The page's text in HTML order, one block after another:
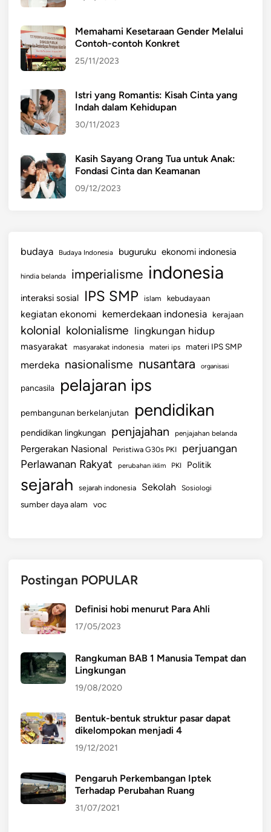
Memahami Kesetaraan Gender Melalui
Contoh-contoh Konkret
25/11/2023
Istri yang Romantis: Kisah Cinta yang
Indah dalam Kehidupan
30/11/2023
Kasih Sayang Orang Tua untuk Anak:
Fondasi Cinta dan Keamanan
09/12/2023
budaya Budaya Indonesia buguruku ekonomi indonesia
hindia belanda imperialisme indonesia
interaksi sosial IPS SMP islam kebudayaan
kegiatan ekonomi kemerdekaan indonesia kerajaan
kolonial kolonialisme lingkungan hidup
masyarakat masyarakat indonesia materi ips materi IPS SMP
merdeka nasionalisme nusantara organisasi
pancasila pelajaran ips
pembangunan berkelanjutan pendidikan
pendidikan lingkungan penjajahan penjajahan belanda
Pergerakan Nasional Peristiwa G30s PKI perjuangan
Perlawanan Rakyat perubahan iklim PKI Politik
sejarah sejarah indonesia Sekolah Sosiologi
sumber daya alam voc
Postingan POPULAR
Definisi hobi menurut Para Ahli
17/05/2023
Rangkuman BAB 1 Manusia Tempat dan
Lingkungan
19/08/2020
Bentuk-bentuk struktur pasar dapat
dikelompokan menjadi 4
19/12/2021
Pengaruh Perkembangan Iptek
Terhadap Perubahan Ruang
31/07/2021